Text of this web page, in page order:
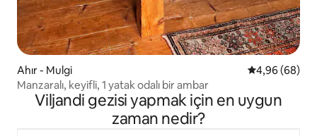
Ahır - Mulgi 5 üzerinden
4,96 (68)
Manzaralı, keyifli, 1 yatak odalı bir ambar
Viljandi gezisi yapmak için en uygun
zaman nedir?